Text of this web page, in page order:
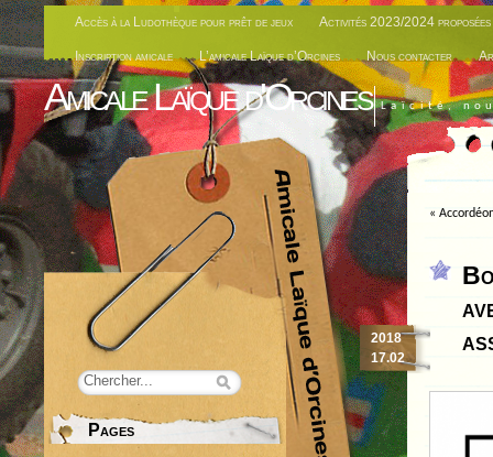
Accès à la Ludothèque pour prêt de jeux Activités 2023/2024 proposées
Inscription amicale L’amicale Laïque d’Orcines Nous contacter
Amicale Laïque d'Orcines Laïcité,
«
2018
17.02
Pages